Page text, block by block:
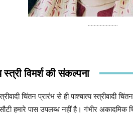
....................
स्त्री विमर्श की संकल्पना
चिंतन प्रारंभ से ही पाश्चात्य
हमारे पास उपलब्ध नहीं है। गंभीर अकादमिक